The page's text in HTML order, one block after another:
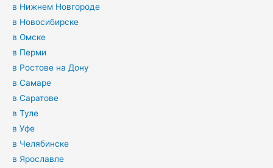
в Нижнем Новгороде
в Новосибирске
в Омске
в Перми
в Ростове на Дону
в Самаре
в Саратове
в Туле
в Уфе
в Челябинске
в Ярославле